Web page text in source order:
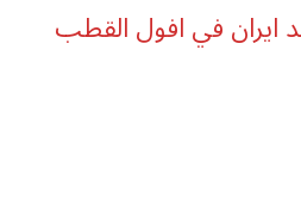
في افول القطب